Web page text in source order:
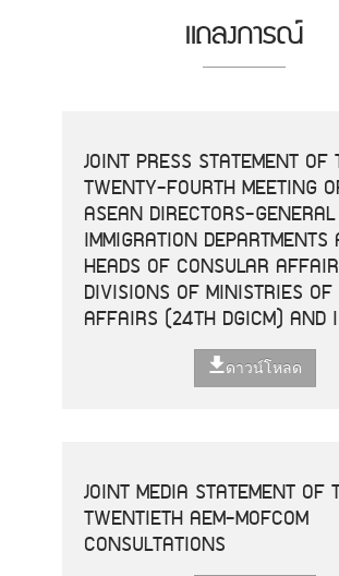
แถลงการณ์
JOINT PRESS STATEMENT OF
TWENTY-FOURTH MEETING
ASEAN DIRECTORS-
IMMIGRATION DEPARTMENTS
HEADS OF CONSULAR
DIVISIONS OF MINISTRIES
AFFAIRS (24TH DGICM) AND I
ดาวน์โหลด
JOINT MEDIA STATEMENT OF
TWENTIETH AEM-MOFCOM
CONSULTATIONS